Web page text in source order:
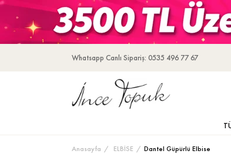
Whatsapp Canlı Sipariş: 0535 496 77 67
Anasayfa ELBİSE Dantel Güpürlü Elbise